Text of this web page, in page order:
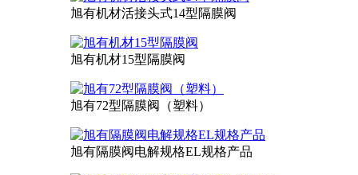
旭有机材活接头式14型隔膜阀
旭有机材15型隔膜阀
旭有72型隔膜阀（塑料）
旭有隔膜阀电解规格EL规格产品